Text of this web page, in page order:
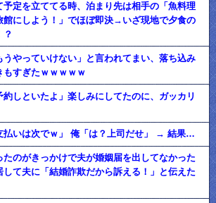
予定を立ててる時、泊まり先は相手の「魚料理
館にしよう！」でほぼ即決→いざ現地で夕食の
うやっていけない」と言われてまい、落ち込み
すぎたｗｗｗｗｗ
しといたよ」楽しみにしてたのに、ガッカリ
払いは次でｗ」 俺「は？上司だせ」 → 結果…
たのがきっかけで夫が婚姻届を出してなかった
て夫に「結婚詐欺だから訴える！」と伝えた